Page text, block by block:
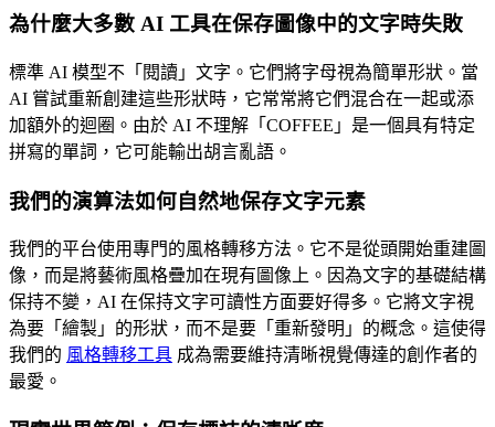
為什麼大多數 AI 工具在保存圖像中的文字時失敗
標準 AI 模型不「閱讀」文字。它們將字母視為簡單形狀。當
AI 嘗試重新創建這些形狀時，它常常將它們混合在一起或添
加額外的迴圈。由於 AI 不理解「COFFEE」是一個具有特定
拼寫的單詞，它可能輸出胡言亂語。
我們的演算法如何自然地保存文字元素
我們的平台使用專門的風格轉移方法。它不是從頭開始重建圖
像，而是將藝術風格疊加在現有圖像上。因為文字的基礎結構
保持不變，AI 在保持文字可讀性方面要好得多。它將文字視
為要「繪製」的形狀，而不是要「重新發明」的概念。這使得
我們的 風格轉移工具 成為需要維持清晰視覺傳達的創作者的
最愛。